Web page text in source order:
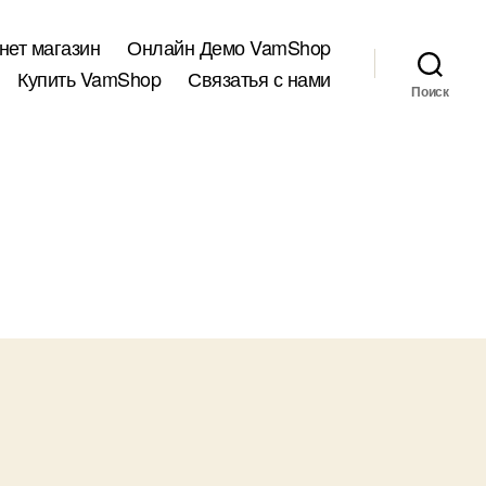
магазин
Онлайн Демо VamShop
Купить VamShop
Связатья с нами Поиск